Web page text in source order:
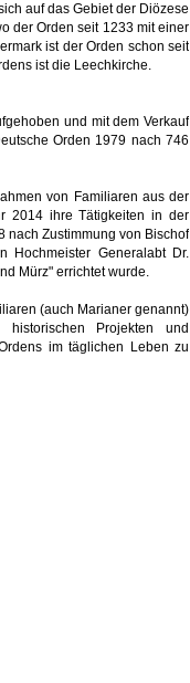
auf das Gebiet der Diözese
der Orden seit 1233 mit einer
ist der Orden schon seit
ist die Leechkirche.
und mit dem Verkauf
Orden 1979 nach 746
von Familiaren aus der
2014 ihre Tätigkeiten in der
nach Zustimmung von Bischof
Hochmeister Generalabt Dr.
Mürz" errichtet wurde.
(auch Marianer genannt)
Projekten und
im täglichen Leben zu